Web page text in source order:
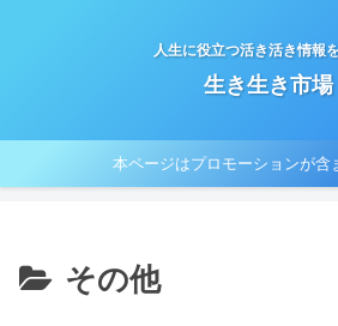
人生に役立つ活き活き情報
生き生き市場
本ページはプロモーションが含
その他